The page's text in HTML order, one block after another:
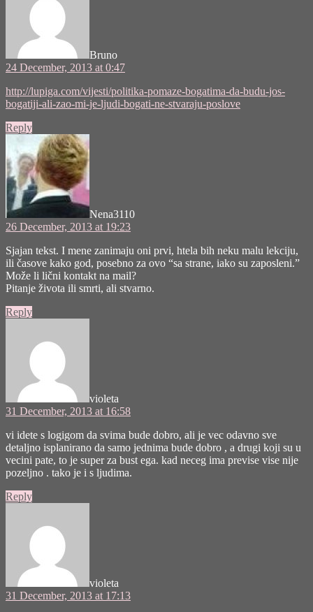
Bruno
24 December, 2013 at 0:47
http://lupiga.com/vijesti/politika-pomaze-bogatima-da-budu-jos-
bogatiji-ali-zao-mi-je-ljudi-bogati-ne-stvaraju-poslove
Reply
Nena3110
26 December, 2013 at 19:23
Sjajan tekst. I mene zanimaju oni prvi, htela bih neku malu lekciju,
ili časove kako god, posebno za ovo “sa strane, iako su zaposleni.”
Može li lični kontakt na mail?
Pitanje života ili smrti, ali stvarno.
Reply
violeta
31 December, 2013 at 16:58
vi idete s logigom da svima bude dobro, ali je vec odavno sve
detaljno isplanirano da samo jednima bude dobro , a drugi koji su u
vecini pate, to je super za bust ega. kad neceg ima previse vise nije
pozeljno . tako je i s ljudima.
Reply
violeta
31 December, 2013 at 17:13